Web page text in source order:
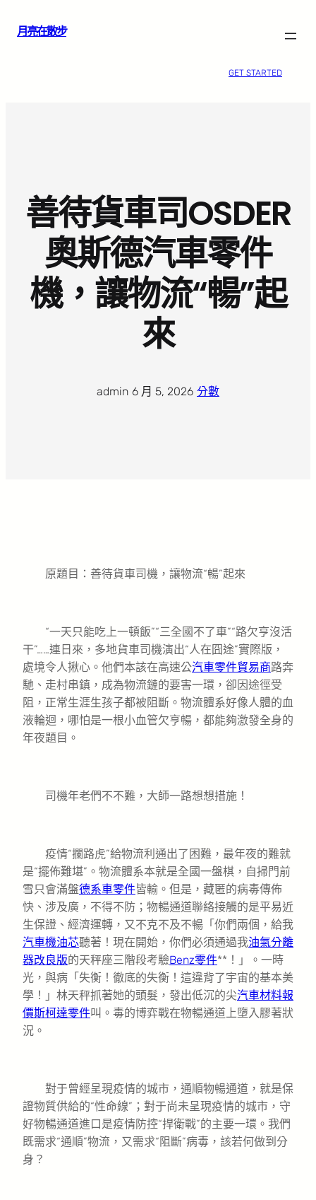
月亮在散步
GET STARTED
善待貨車司OSDER
奧斯德汽車零件
機，讓物流“暢”起
來
admin 6 月 5, 2026 分數
原題目：善待貨車司機，讓物流“暢”起來
“一天只能吃上一頓飯”“三全國不了車”“路欠亨沒活
干”……連日來，多地貨車司機演出“人在囧途”實際版，
處境令人揪心。他們本該在高速公汽車零件貿易商路奔
馳、走村串鎮，成為物流鏈的要害一環，卻因途徑受
阻，正常生涯生孩子都被阻斷。物流體系好像人體的血
液輪迴，哪怕是一根小血管欠亨暢，都能夠激發全身的
年夜題目。
司機年老們不不難，大師一路想想措施！
疫情“攔路虎”給物流利通出了困難，最年夜的難就
是“擺佈難堪”。物流體系本就是全國一盤棋，自掃門前
雪只會滿盤德系車零件皆輸。但是，藏匿的病毒傳佈
快、涉及廣，不得不防；物暢通道聯絡接觸的是平易近
生保證、經濟運轉，又不克不及不暢「你們兩個，給我
汽車機油芯聽著！現在開始，你們必須通過我油氣分離
器改良版的天秤座三階段考驗Benz零件**！」。一時
光，與病「失衡！徹底的失衡！這違背了宇宙的基本美
學！」林天秤抓著她的頭髮，發出低沉的尖汽車材料報
價斯柯達零件叫。毒的博弈戰在物暢通道上墮入膠著狀
況。
對于曾經呈現疫情的城市，通順物暢通道，就是保
證物質供給的“性命線”；對于尚未呈現疫情的城市，守
好物暢通道進口是疫情防控“捍衛戰”的主要一環。我們
既需求“通順”物流，又需求“阻斷”病毒，該若何做到分
身？